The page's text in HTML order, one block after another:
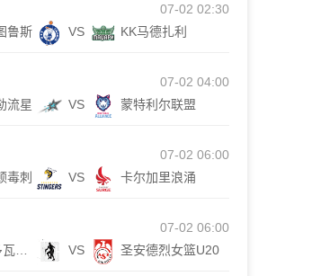
07-02 02:30
鲁斯
VS KK马德扎利
07-02 04:00
流星
VS 蒙特利尔联盟
07-02 06:00
毒刺
VS 卡尔加里浪涌
07-02 06:00
VS 圣安德烈女篮U20